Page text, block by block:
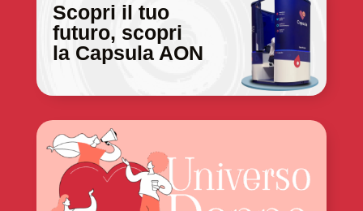
Scopri il tuo
futuro, scopri
la Capsula AON